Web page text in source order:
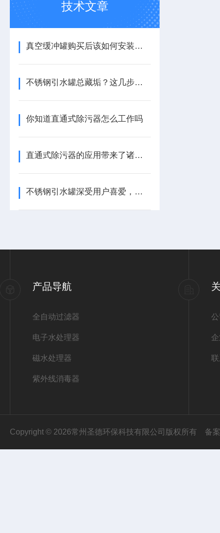
技术文章
真空缓冲罐购买后该如何安装放置？
不锈钢引水罐总藏垢？这几步清洗法，轻松搞定顽固污渍！
你知道直通式除污器怎么工作吗
直通式除污器的应用带来了诸多好处
不锈钢引水罐深受用户喜爱，它有什么功能？
产品导航
全自动过滤器
电子水处理器
磁水处理器
紫外线消毒器
Copyright © 2026常州圣德环保科技有限公司版权所有 备